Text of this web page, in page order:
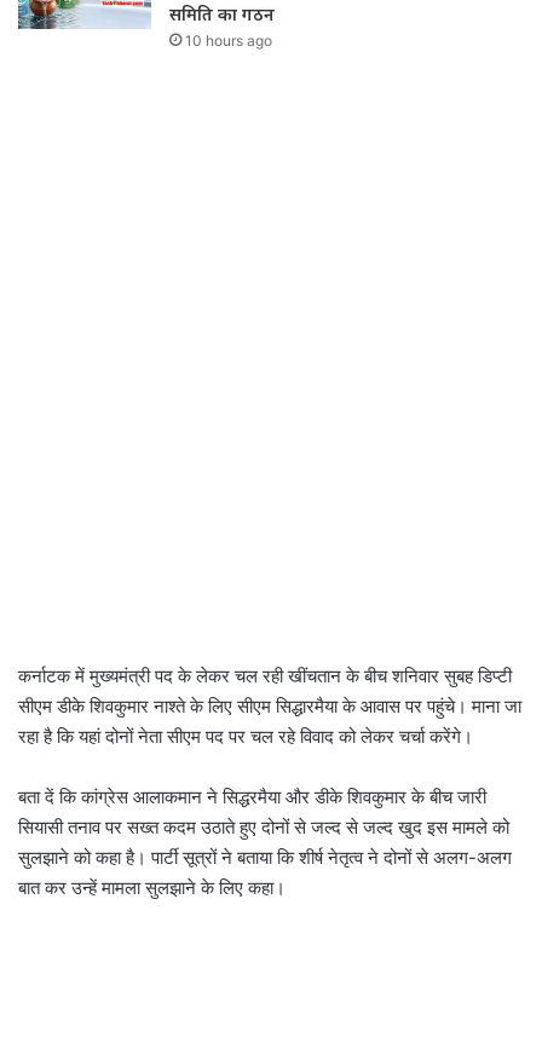
समिति का गठन
10 hours ago
कर्नाटक में मुख्यमंत्री पद के लेकर चल रही खींचतान के बीच शनिवार सुबह डिप्टी
सीएम डीके शिवकुमार नाश्ते के लिए सीएम सिद्धारमैया के आवास पर पहुंचे। माना जा
रहा है कि यहां दोनों नेता सीएम पद पर चल रहे विवाद को लेकर चर्चा करेंगे।
बता दें कि कांग्रेस आलाकमान ने सिद्धरमैया और डीके शिवकुमार के बीच जारी
सियासी तनाव पर सख्त कदम उठाते हुए दोनों से जल्द से जल्द खुद इस मामले को
सुलझाने को कहा है। पार्टी सूत्रों ने बताया कि शीर्ष नेतृत्व ने दोनों से अलग-अलग
बात कर उन्हें मामला सुलझाने के लिए कहा।